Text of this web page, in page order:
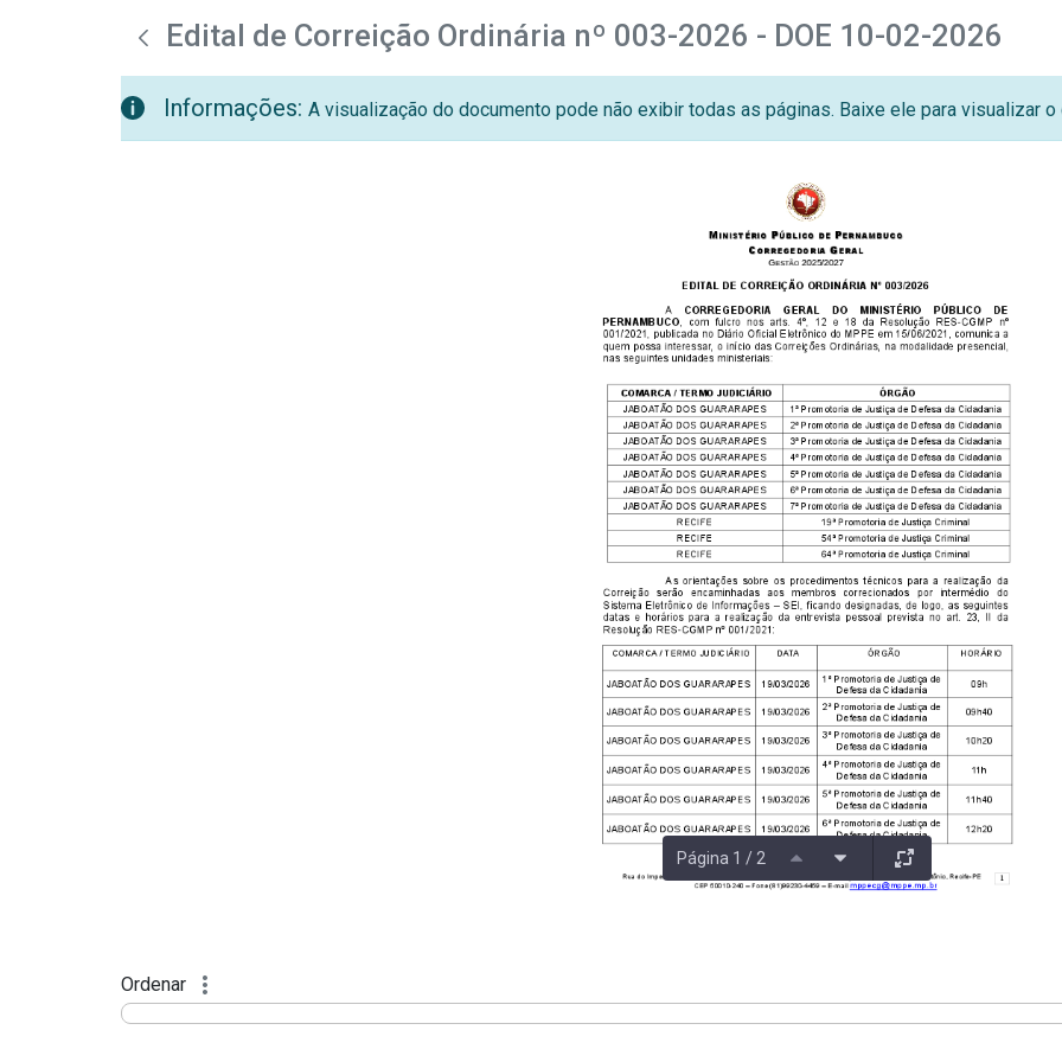
Pular para o Conteúdo principal
teste descricaoEdital de Correição Ordinária nº 003-2026 - DOE 10-02-2026
Informações: A visualização do documento pode não exibir todas as páginas. Baixe ele para visualizar
Página 1 / 2
Ordenar